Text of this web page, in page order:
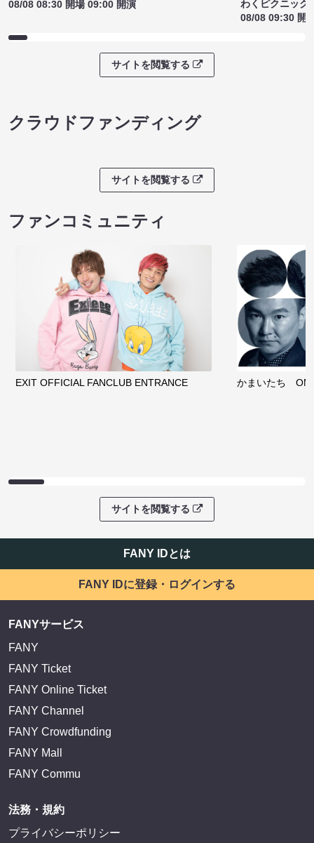
08/08 08:30 開場 09:00 開演
わくピクニック
08/08 09:30 開
サイトを閲覧する
クラウドファンディング
サイトを閲覧する
ファンコミュニティ
EXIT OFFICIAL FANCLUB ENTRANCE かまいたち
サイトを閲覧する
FANY IDとは
FANY IDに登録・ログインする
FANYサービス
FANY
FANY Ticket
FANY Online Ticket
FANY Channel
FANY Crowdfunding
FANY Mall
FANY Commu
法務・規約
プライバシーポリシー